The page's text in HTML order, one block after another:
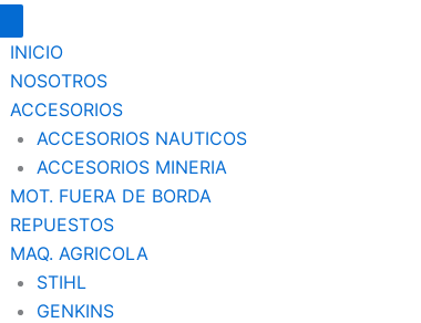
INICIO
NOSOTROS
ACCESORIOS
ACCESORIOS NAUTICOS
ACCESORIOS MINERIA
MOT. FUERA DE BORDA
REPUESTOS
MAQ. AGRICOLA
STIHL
GENKINS